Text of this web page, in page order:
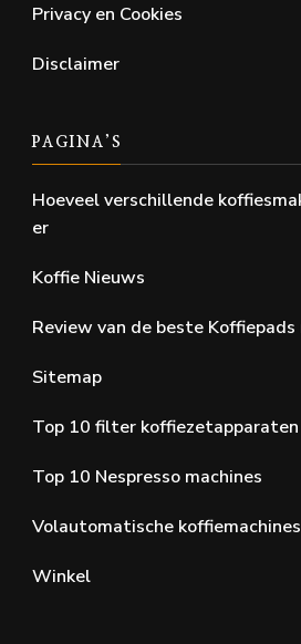
Privacy en Cookies
Disclaimer
PAGINA’S
Hoeveel verschillende
er
Koffie Nieuws
Review van de beste Koffiepads
Sitemap
Top 10 filter koffiezetapparaten
Top 10 Nespresso machines
Volautomatische
Winkel